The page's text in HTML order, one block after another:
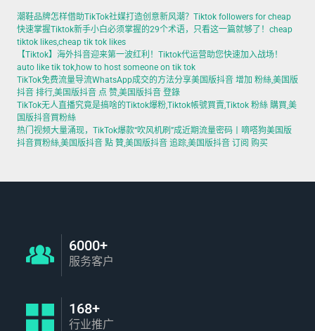
潮鞋品牌怎样借助TikTok社媒打造创意新风潮？Tiktok followers for cheap
快速掌握Tiktok新手小白必须掌握的29个术语，只看这一篇就够了！cheap
tiktok likes,cheap tik tok likes
【Tiktok】海外抖音迎来第一波红利！Tiktok代运营助您快速加入战场！
auto like tik tok,how to host someone on tik tok
TikTok免费流量导流WhatsApp成交的方法分享美国版抖音 增加 粉絲,美国版
抖音 排行,美国版抖音 点 赞,美国版抖音 登錄
TikTok无人直播究竟是搞啥的Tiktok爆粉,Tiktok帳號買賣,Tiktok 粉絲 購買,美
国版抖音買粉絲
热门视频大量涌现，TikTok爆款“吹风机刷”成近期流量密码丨嘀嗒狗美国版
抖音買粉絲,美国版抖音 點 贊,美国版抖音 追踪,美国版抖音 订阅 购买
6000+
服务客户
168+
行业推广